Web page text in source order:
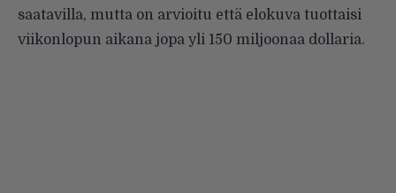
saatavilla, mutta on arvioitu että elokuva tuottaisi
viikonlopun aikana jopa yli 150 miljoonaa dollaria.